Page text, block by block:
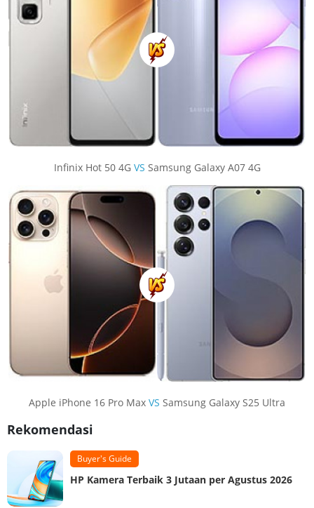
Infinix Hot 50 4G VS Samsung Galaxy A07 4G
Apple iPhone 16 Pro Max VS Samsung Galaxy S25 Ultra
Rekomendasi
Buyer's Guide
HP Kamera Terbaik 3 Jutaan per Agustus 2026